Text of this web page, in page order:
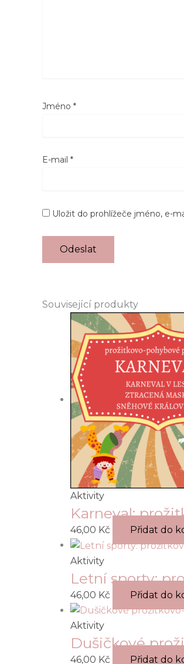
Jméno *
E-mail *
Uložit do prohlížeče jméno, e-
Související produkty
Aktivity
Karneval:
46,00 Kč Přidat do
Aktivity
Letní sporty:
46,00 Kč Přidat do
Aktivity
Dušičkové
46,00 Kč Přidat do